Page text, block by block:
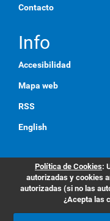
Contacto
Info
Accesibilidad
Mapa web
RSS
English
Política de Cookies:
autorizadas y cookies
autorizadas (si no las
¿Acepta las